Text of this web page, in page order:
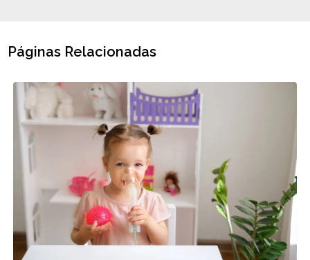
Páginas Relacionadas